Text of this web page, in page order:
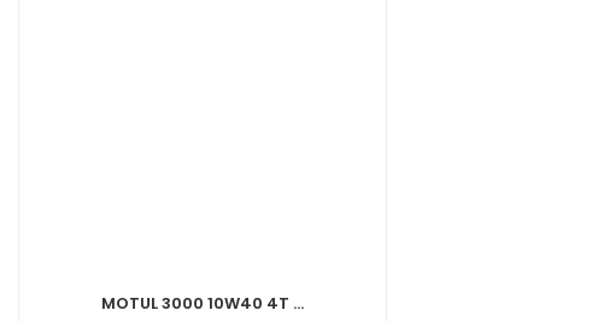
MOTUL 3000 10W40 4T ...